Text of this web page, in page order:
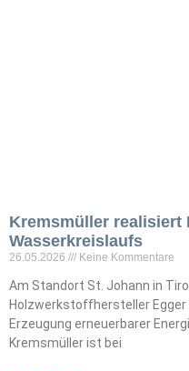
Kremsmüller realisiert
Wasserkreislaufs
26.05.2026 Keine Kommentare
Am Standort St. Johann in
Holzwerkstoffhersteller Egger
Erzeugung erneuerbarer
Kremsmüller ist bei